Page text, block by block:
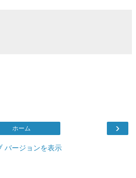
›
ホーム
バージョンを表示